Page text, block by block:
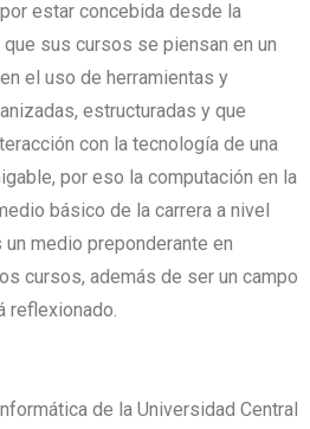
estar concebida desde la
sus cursos se piensan en un
el uso de herramientas y
estructuradas y que
con la tecnología de una
por eso la computación en la
básico de la carrera a nivel
medio preponderante en
cursos, además de ser un campo
reflexionado.
de la Universidad Central